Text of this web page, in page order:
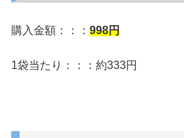
購入金額：：： 998円
1袋当たり：：：約333円